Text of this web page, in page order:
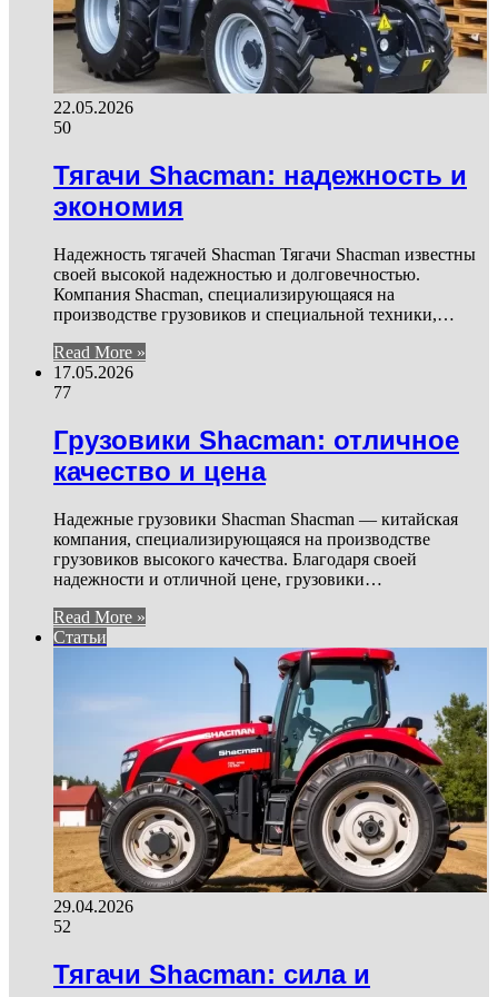
22.05.2026
50
Тягачи Shacman: надежность и
экономия
Надежность тягачей Shacman Тягачи Shacman известны
своей высокой надежностью и долговечностью.
Компания Shacman, специализирующаяся на
производстве грузовиков и специальной техники,…
Read More »
17.05.2026
77
Грузовики Shacman: отличное
качество и цена
Надежные грузовики Shacman Shacman — китайская
компания, специализирующаяся на производстве
грузовиков высокого качества. Благодаря своей
надежности и отличной цене, грузовики…
Read More »
Статьи
29.04.2026
52
Тягачи Shacman: сила и